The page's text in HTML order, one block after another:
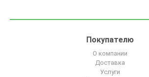
Покупателю
О компании
Доставка
Услуги